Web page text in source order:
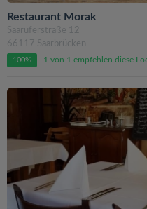
Restaurant Morak
Saaruferstraße 12
66117 Saarbrücken
100% 1 von 1 empfehlen diese